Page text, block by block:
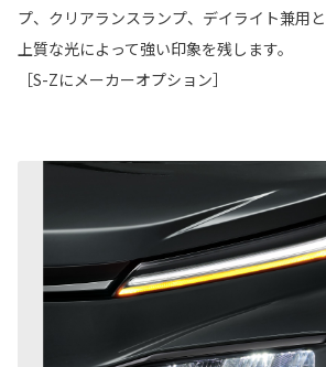
プ、クリアランスランプ、デイライト兼用と
上質な光によって強い印象を残します。
［S-Zにメーカーオプション］